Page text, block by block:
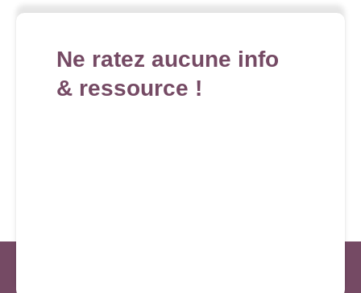
Ne ratez aucune info
& ressource !